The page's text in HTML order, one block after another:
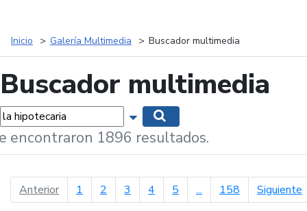
Inicio Galería Multimedia Buscador multimedia
Buscador multimedia
Mostrar opciones de búsqueda
encontraron 1896 resultados.
Anteriorpágina anterior
1 2 3 4 5 ... 158 Siguiente